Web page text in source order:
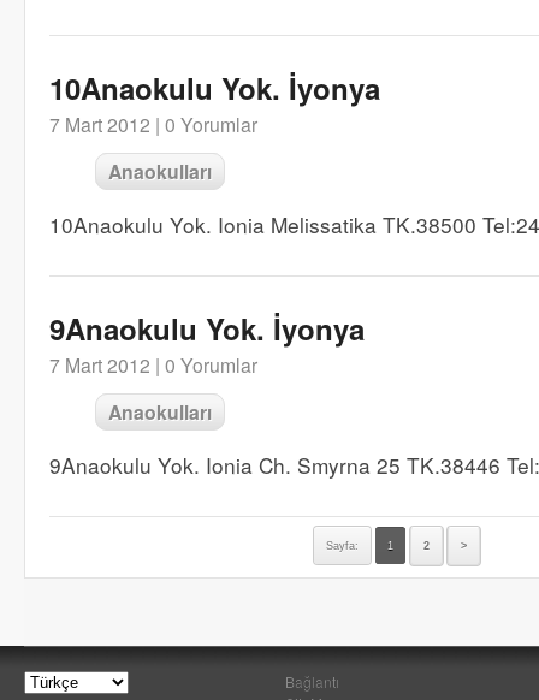
10Anaokulu Yok. İyonya
7 Mart 2012 | 0 Yorumlar
Anaokulları
10Anaokulu Yok. Ionia Melissatika TK.38500
9Anaokulu Yok. İyonya
7 Mart 2012 | 0 Yorumlar
Anaokulları
9Anaokulu Yok. Ionia Ch. Smyrna 25 TK.38446
Sayfa: 1 2 >
Bağlantı